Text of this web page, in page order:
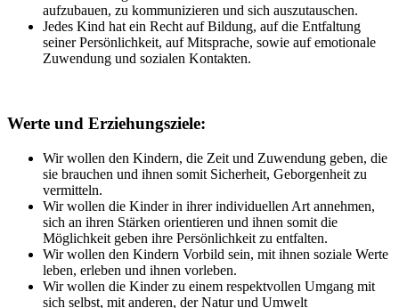
aufzubauen, zu kommunizieren und sich auszutauschen.
Jedes Kind hat ein Recht auf Bildung, auf die Entfaltung
seiner Persönlichkeit, auf Mitsprache, sowie auf emotionale
Zuwendung und sozialen Kontakten.
Werte und Erziehungsziele:
Wir wollen den Kindern, die Zeit und Zuwendung geben, die
sie brauchen und ihnen somit Sicherheit, Geborgenheit zu
vermitteln.
Wir wollen die Kinder in ihrer individuellen Art annehmen,
sich an ihren Stärken orientieren und ihnen somit die
Möglichkeit geben ihre Persönlichkeit zu entfalten.
Wir wollen den Kindern Vorbild sein, mit ihnen soziale Werte
leben, erleben und ihnen vorleben.
Wir wollen die Kinder zu einem respektvollen Umgang mit
sich selbst, mit anderen, der Natur und Umwelt